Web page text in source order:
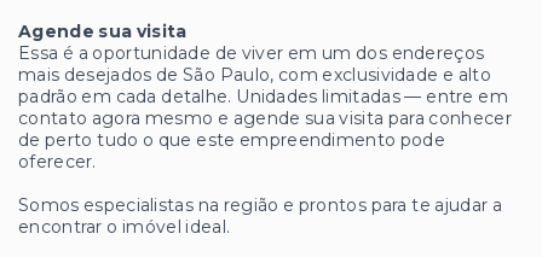
Agende sua visita
Essa é a oportunidade de viver em um dos endereços
mais desejados de São Paulo, com exclusividade e alto
padrão em cada detalhe. Unidades limitadas — entre em
contato agora mesmo e agende sua visita para conhecer
de perto tudo o que este empreendimento pode
oferecer.
Somos especialistas na região e prontos para te ajudar a
encontrar o imóvel ideal.